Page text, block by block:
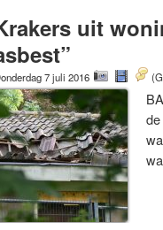
uit
7 juli 2016